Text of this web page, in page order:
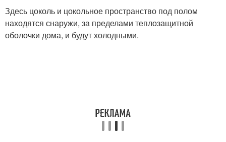
Здесь цоколь и цокольное пространство под полом
находятся снаружи, за пределами теплозащитной
оболочки дома, и будут холодными.